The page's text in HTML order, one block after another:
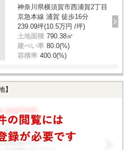
神奈川県横須賀市西浦賀2丁目
京急本線 浦賀 徒歩16分
239.09坪(10.5万円 /坪)
土地面積 790.38㎡
建ぺい率 80.0(%)
容積率 400.0(%)
】